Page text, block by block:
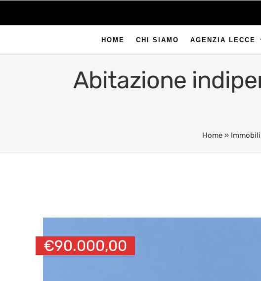
HOME CHI SIAMO AGENZIA LECCE
Abitazione
Home » Immobili
€90.000,00